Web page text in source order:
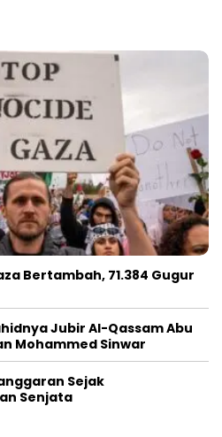
Bertambah, 71.384 Gugur
Jubir Al-Qassam Abu
Mohammed Sinwar
Sejak
Senjata